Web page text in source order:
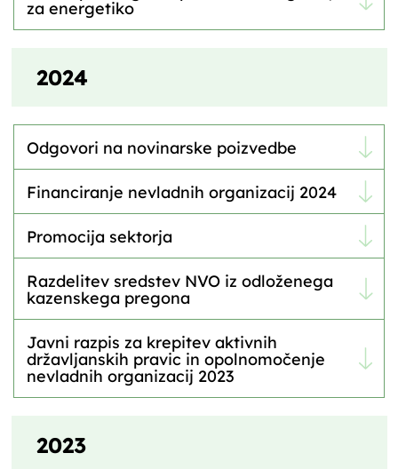
za energetiko
2024
Odgovori na novinarske poizvedbe
Financiranje nevladnih organizacij 2024
Promocija sektorja
Razdelitev sredstev NVO iz odloženega
kazenskega pregona
Javni razpis za krepitev aktivnih
državljanskih pravic in opolnomočenje
nevladnih organizacij 2023
2023